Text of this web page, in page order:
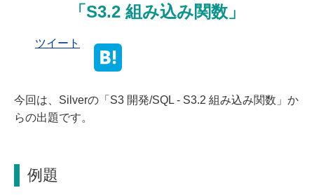
「S3.2 組み込み関数」
ツイート
今回は、Silverの「S3 開発/SQL - S3.2 組み込み関数」か
らの出題です。
例題